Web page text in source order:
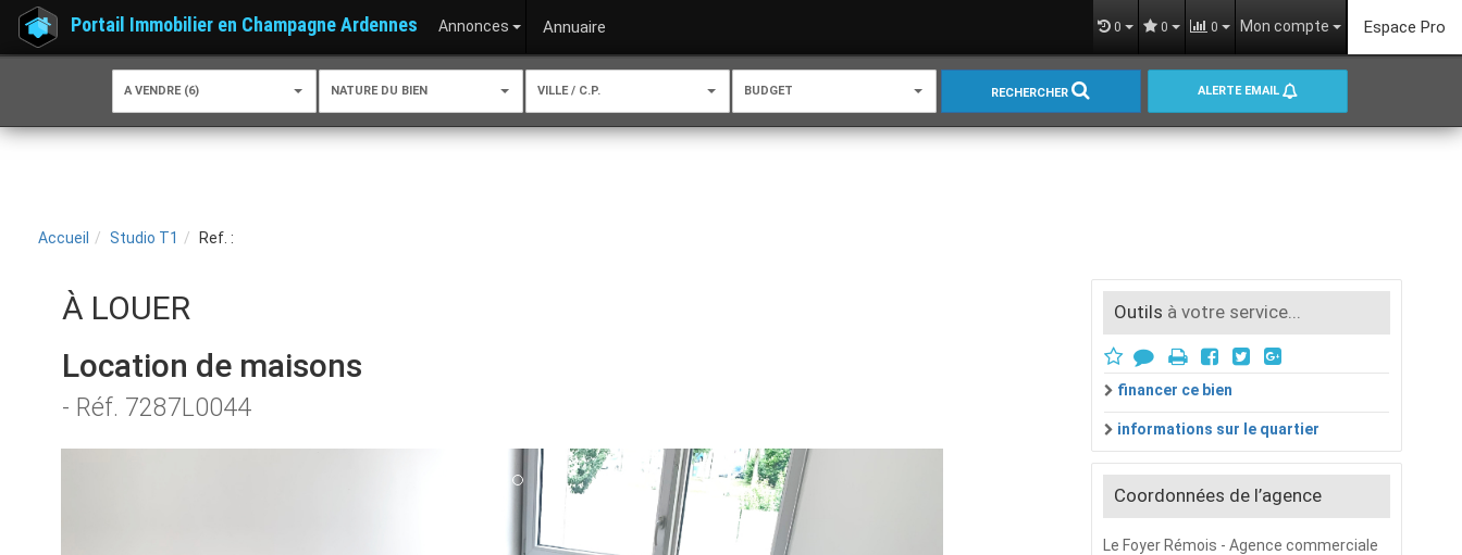
Portail Immobilier en Champagne Ardennes Annonces Annuaire 0 0 0 Mon compte Espace Pro
A VENDRE (6) NATURE DU BIEN VILLE / C.P. BUDGET RECHERCHER ALERTE EMAIL
Accueil Studio T1 Ref. :
À LOUER
Location de maisons
- Réf. 7287L0044
Outils à votre service...
financer ce bien
informations sur le quartier
Coordonnées de l’agence
Le Foyer Rémois - Agence commerciale